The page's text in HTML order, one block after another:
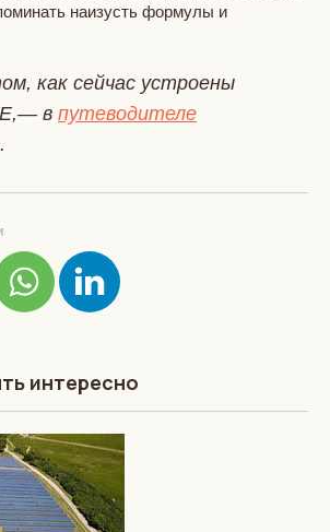
наизусть формулы и
как сейчас устроены
в путеводителе
интересно